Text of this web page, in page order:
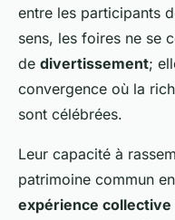
entre les participants
sens, les foires ne se
de divertissement;
convergence où la
sont célébrées.
Leur capacité à
patrimoine commun
expérience collective